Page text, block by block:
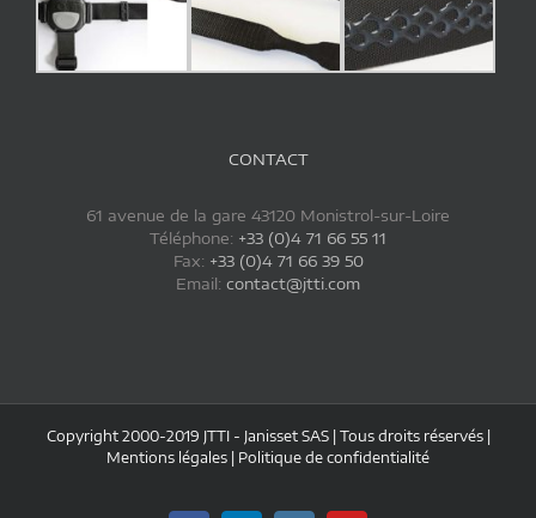
CONTACT
61 avenue de la gare 43120 Monistrol-sur-Loire
Téléphone: +33 (0)4 71 66 55 11
Fax: +33 (0)4 71 66 39 50
Email: contact@jtti.com
Copyright 2000-2019 JTTI - Janisset SAS | Tous droits réservés |
Mentions légales
Politique de confidentialité